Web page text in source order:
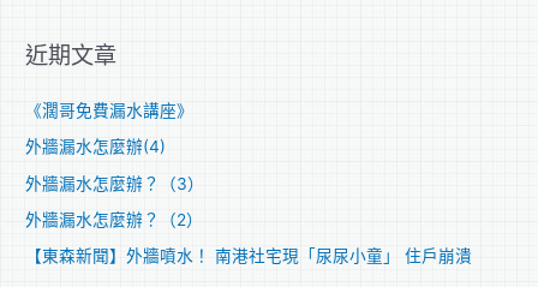
鍵
近期文章
《濶哥免費漏水講座》
外牆漏水怎麼辦(4)
外牆漏水怎麼辦？（3）
外牆漏水怎麼辦？（2）
【東森新聞】外牆噴水！ 南港社宅現「尿尿小童」 住戶崩潰